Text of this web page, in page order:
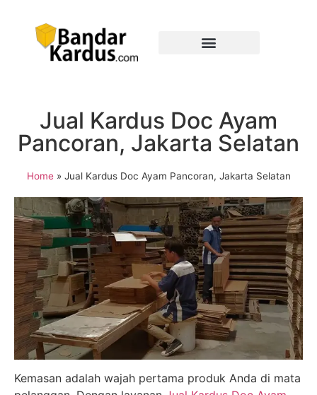
Jual Kardus Doc Ayam
Pancoran, Jakarta Selatan
Home» Jual Kardus Doc Ayam Pancoran, Jakarta Selatan
Kemasan adalah wajah pertama produk Anda di mata